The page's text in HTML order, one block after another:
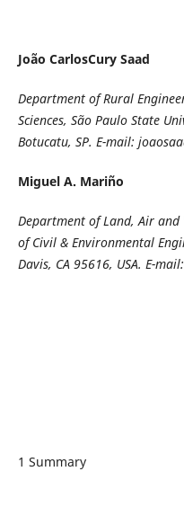
João CarlosCury Saad
Department of Rural
Sciences, São Paulo State
Botucatu, SP. E-mail:
Miguel A. Mariño
Department of Land, Air and
of Civil & Environmental
Davis, CA 95616, USA. E-
1 Summary